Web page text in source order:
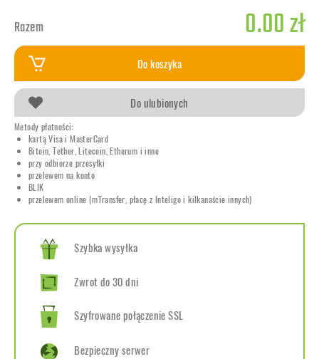
Razem 0.00 zł
Do koszyka
Do ulubionych
Metody płatności:
kartą Visa i MasterCard
Bitoin, Tether, Litecoin, Etherum i inne
przy odbiorze przesyłki
przelewem na konto
BLIK
przelewem online (mTransfer, płacę z Inteligo i kilkanaście innych)
Szybka wysyłka
Zwrot do 30 dni
Szyfrowane połączenie SSL
Bezpieczny serwer